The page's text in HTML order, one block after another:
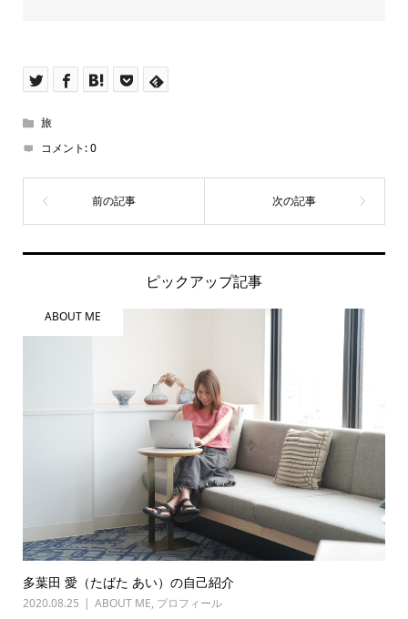
旅
コメント:0
ピックアップ記事
ABOUT ME
多葉田 愛（たばた あい）の自己紹介
2020.08.25 ABOUT ME, プロフィール